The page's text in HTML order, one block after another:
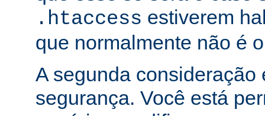
.htaccess estiverem
que normalmente não é
A segunda consideração
segurança. Você está